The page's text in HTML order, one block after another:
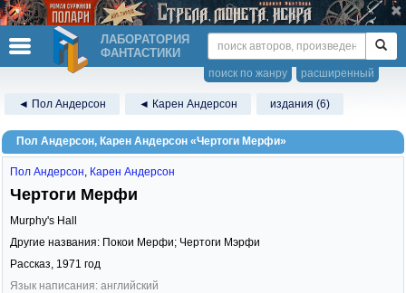
ЛАБОРАТОРИЯ
ФАНТАСТИКИ
расширенный
поиск по жанру
◄ Пол Андерсон ◄ Карен Андерсон издания (6)
Пол Андерсон, Карен Андерсон «Чертоги Мерфи»
Пол Андерсон, Карен Андерсон
Чертоги Мерфи
Murphy's Hall
Другие названия: Покои Мерфи; Чертоги Мэрфи
Рассказ, 1971 год
Язык написания: английский